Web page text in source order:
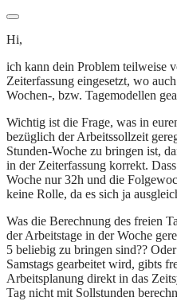
Hi,
ich kann dein Problem teilweise
Zeiterfassung eingesetzt, wo
Wochen-, bzw. Tagemodellen
Wichtig ist die Frage, was in
bezüglich der Arbeitssollzeit
Stunden-Woche zu bringen ist,
in der Zeiterfassung korrekt.
Woche nur 32h und die
keine Rolle, da es sich ja
Was die Berechnung des freien
der Arbeitstage in der Woche
5 beliebig zu bringen sind??
Samstags gearbeitet wird, gibts
Arbeitsplanung direkt in das
Tag nicht mit Sollstunden